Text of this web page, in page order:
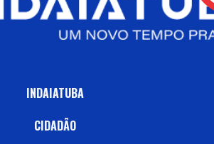
INDAIATUBA
CIDADÃO